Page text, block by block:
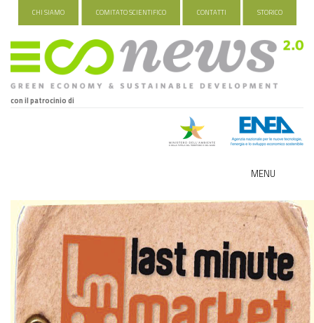
CHI SIAMO COMITATO SCIENTIFICO CONTATTI STORICO
con il patrocinio di
MENU
ECO-NOMY
INDUSTRIA VERDE
FOOD&TRAVEL
HEALTH&WELLNESS